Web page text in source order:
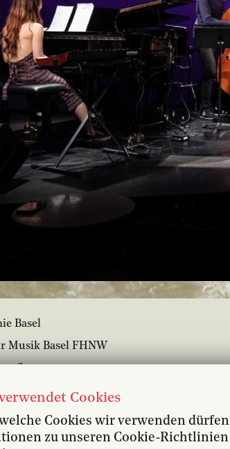
Basel
Musik Basel FHNW
6
Cookies
Cookies wir verwenden
zu unseren Cookie-